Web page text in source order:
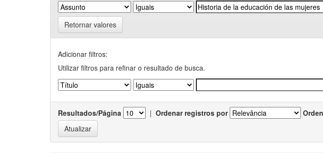
Retornar valores
Adicionar filtros:
Utilizar filtros para refinar o resultado de busca.
Resultados/Página | Ordenar registros por